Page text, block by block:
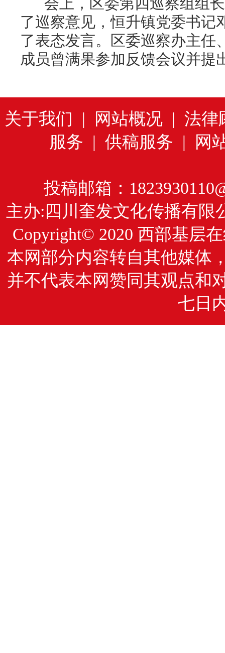
会上，区委第四巡察组组长
了巡察意见，恒升镇党委书记
了表态发言。区委巡察办主任
成员曾满果参加反馈会议并提
关于我们 | 网站概况| 法律
服务 | 供稿服务 | 网
投稿邮箱：
主办:四川奎发文化传播有
Copyright© 2020 西部基层
本网部分内容转自其他媒体
并不代表本网赞同其观点和
七日